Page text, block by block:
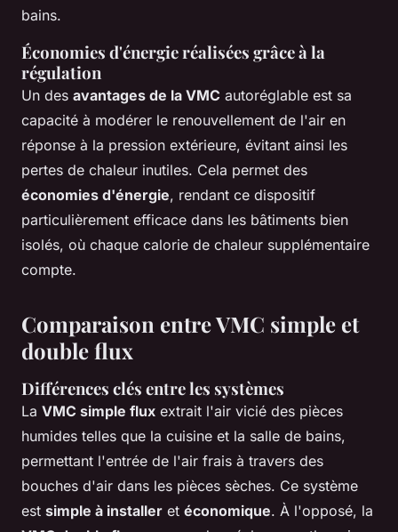
bains.
Économies d'énergie réalisées grâce à la
régulation
Un des avantages de la VMC autoréglable est sa
capacité à modérer le renouvellement de l'air en
réponse à la pression extérieure, évitant ainsi les
pertes de chaleur inutiles. Cela permet des
économies d'énergie, rendant ce dispositif
particulièrement efficace dans les bâtiments bien
isolés, où chaque calorie de chaleur supplémentaire
compte.
Comparaison entre VMC simple et
double flux
Différences clés entre les systèmes
La VMC simple flux extrait l'air vicié des pièces
humides telles que la cuisine et la salle de bains,
permettant l'entrée de l'air frais à travers des
bouches d'air dans les pièces sèches. Ce système
est simple à installer et économique. À l'opposé, la